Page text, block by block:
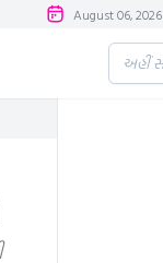
August 06, 2026